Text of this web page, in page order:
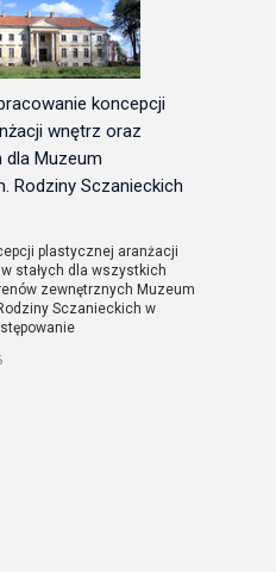
koncepcji
wnętrz oraz
dla Muzeum
Rodziny Sczanieckich
plastycznej aranżacji
stałych dla wszystkich
zewnętrznych Muzeum
Sczanieckich w